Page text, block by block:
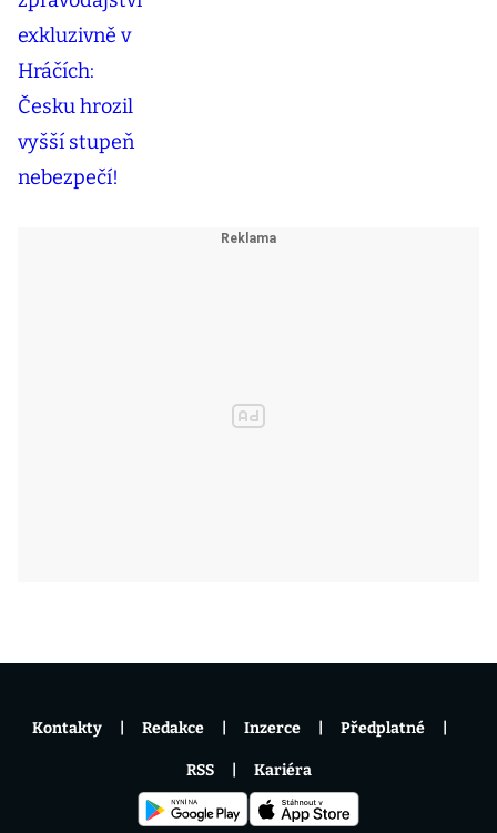
Kontakty Redakce Inzerce Předplatné
RSS Kariéra